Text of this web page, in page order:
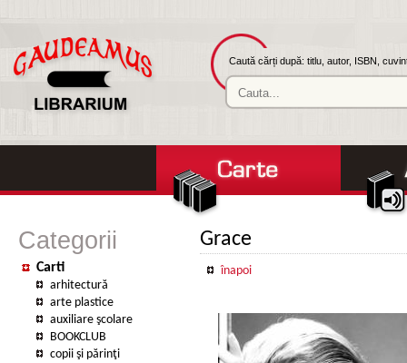
Caută cărți după: titlu, autor, ISBN,
Categorii
Carti
arhitectură
arte plastice
auxiliare şcolare
BOOKCLUB
copii şi părinţi
Grace
înapoi